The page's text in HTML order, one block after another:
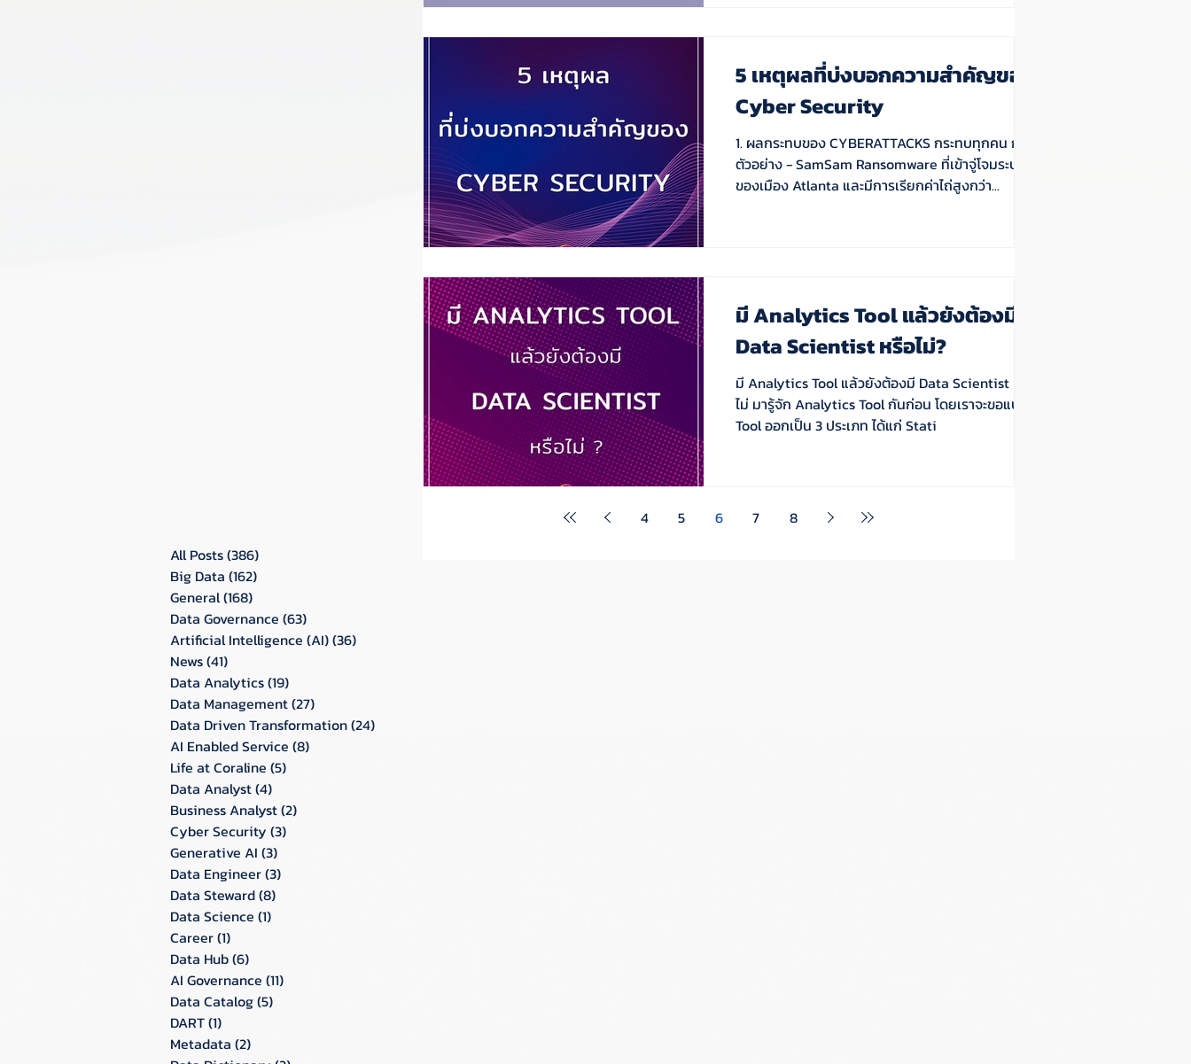
All Posts(386)
Big Data (162)
General(168)
Data Governance (63)
Artificial Intelligence (AI)(36)
News(41)
Data Analytics(19)
Data Management(27)
Data Driven Transformation(24)
AI Enabled Service (8)
Life at Coraline (5)
Data Analyst(4)
Business Analyst(2)
Cyber Security (3)
Generative AI (3)
Data Engineer(3)
Data Steward(8)
Data Science (1)
Career(1)
Data Hub(6)
AI Governance (11)
Data Catalog(5)
DART(1)
Metadata (2)
5 เหตุผลที่บ่งบอกความสำคัญของ
Cyber Security
1. ผลกระทบของ CYBERATTACKS กระทบทุกคน กรณี
ตัวอย่าง - SamSam Ransomware ที่เข้าจู่โจมระบบ
ของเมือง Atlanta และมีการเรียกค่าไถ่สูงกว่า...
มี Analytics Tool แล้วยังต้องมี
Data Scientist หรือไม่?
มี Analytics Tool แล้วยังต้องมี Data Scientist หรือ
ไม่ มารู้จัก Analytics Tool กันก่อน โดยเราจะขอแบ่ง
Tool ออกเป็น 3 ประเภท ได้แก่ Stati
4 5 6 7 8